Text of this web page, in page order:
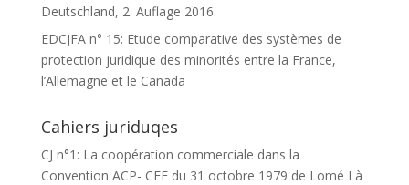
Deutschland, 2. Auflage 2016
EDCJFA n° 15: Etude comparative des systèmes de
protection juridique des minorités entre la France,
l’Allemagne et le Canada
Cahiers juriduqes
CJ n°1: La coopération commerciale dans la
Convention ACP- CEE du 31 octobre 1979 de Lomé I à